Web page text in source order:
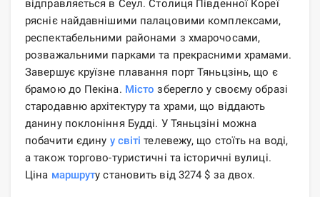
відправляється в Сеул. Столиця Південної Кореї
рясніє найдавнішими палацовими комплексами,
респектабельними районами з хмарочосами,
розважальними парками та прекрасними храмами.
Завершує круїзне плавання порт Тяньцзінь, що є
брамою до Пекіна. Місто зберегло у своєму образі
стародавню архітектуру та храми, що віддають
данину поклоніння Будді. У Тяньцзіні можна
побачити єдину у світі телевежу, що стоїть на воді,
а також торгово-туристичні та історичні вулиці.
Ціна маршруту становить від 3274 $ за двох.